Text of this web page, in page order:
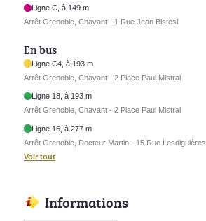
Ligne C, à 149 m
Arrêt Grenoble, Chavant - 1 Rue Jean Bistesi
En bus
Ligne C4, à 193 m
Arrêt Grenoble, Chavant - 2 Place Paul Mistral
Ligne 18, à 193 m
Arrêt Grenoble, Chavant - 2 Place Paul Mistral
Ligne 16, à 277 m
Arrêt Grenoble, Docteur Martin - 15 Rue Lesdiguières
Voir tout
Informations